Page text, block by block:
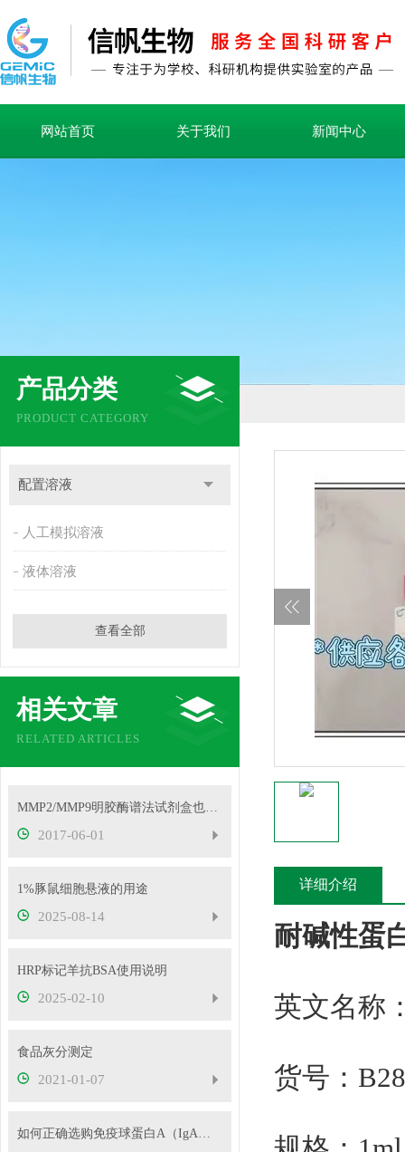
网站首页 关于我们 新闻中心
产品分类
PRODUCT CATEGORY
配置溶液
人工模拟溶液
液体溶液
查看全部
相关文章
RELATED ARTICLES
MMP2/MMP9明胶酶谱法试剂盒也太好用了吧
2017-06-01
1%豚鼠细胞悬液的用途
2025-08-14
HRP标记羊抗BSA使用说明
2025-02-10
食品灰分测定
2021-01-07
如何正确选购免疫球蛋白A（IgA）ELISA试剂盒
详细介绍
耐碱性蛋
英文名称
货号：